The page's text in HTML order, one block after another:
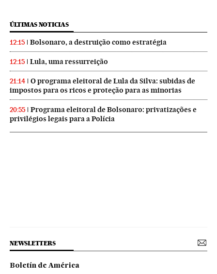
ÚLTIMAS NOTICIAS
12:15 Bolsonaro, a destruição como estratégia
12:15 Lula, uma ressurreição
21:14
O programa eleitoral de Lula da Silva: subidas de
impostos para os ricos e proteção para as minorias
20:55
Programa eleitoral de Bolsonaro: privatizações e
privilégios legais para a Polícia
NEWSLETTERS
Boletín de América